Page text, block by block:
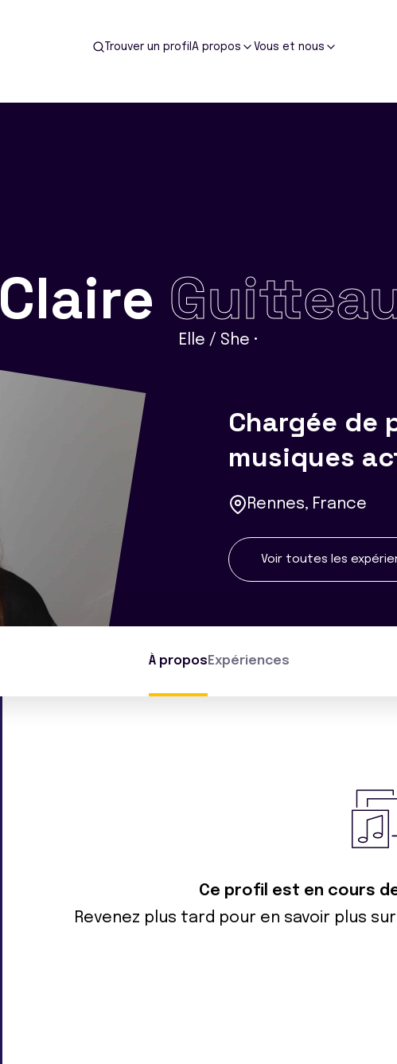
Trouver un profil A propos Vous et nous
Claire
Elle / She •
Chargée de
musiques
Rennes, France
Voir toutes les
À propos Expériences
Ce profil est en cours
Revenez plus tard pour en savoir plus